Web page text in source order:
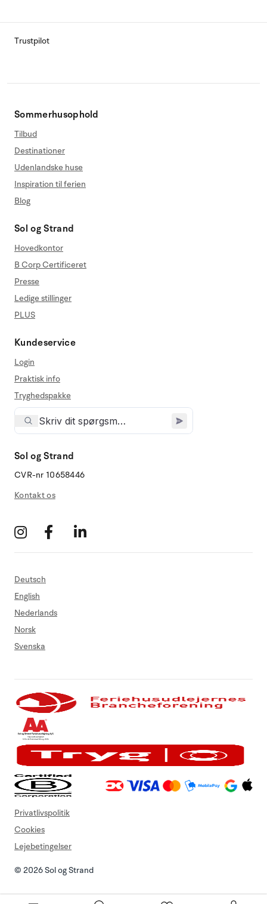
Trustpilot
Sommerhusophold
Tilbud
Destinationer
Udenlandske huse
Inspiration til ferien
Blog
Sol og Strand
Hovedkontor
B Corp Certificeret
Presse
Ledige stillinger
PLUS
Kundeservice
Login
Praktisk info
Tryghedspakke
Sol og Strand
CVR-nr 10658446
Kontakt os
Deutsch
English
Nederlands
Norsk
Svenska
© 2026 Sol og Strand
Privatlivspolitik
Cookies
Lejebetingelser